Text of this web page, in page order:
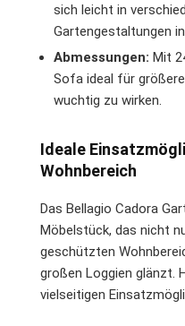
sich leicht in
Gartengestaltungen
Abmessungen: Mit
Sofa ideal für
wuchtig zu wirken.
Ideale
Wohnbereich
Das Bellagio Cadora
Möbelstück, das nicht
geschützten
großen Loggien glänzt.
vielseitigen